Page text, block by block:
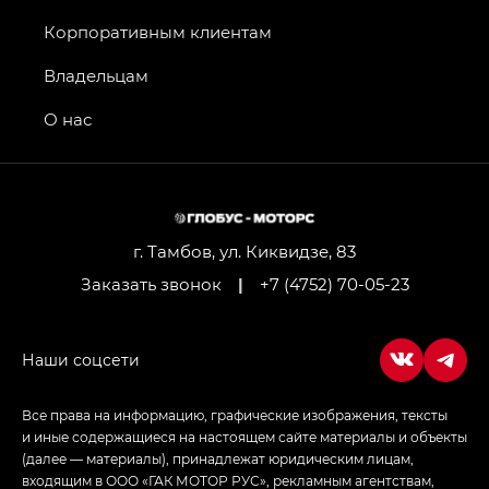
GT, Джи Эль — GL
GS4 — Джи Эс 4 (GS4) в комплектациях Джи Би
привод — GB AWD, Джи Эль Полный привод —
Джи Икс ПРЕМИУМ — GX PREMIUM, ЛАУНЖ —
Empow — Эмпау (Empow) в комплектации
г. Тамбов, ул. Киквидзе, 83
Заказать звонок
| +7 (4752) 70-05-23
Корпоративным клиентам
Владельцам
О нас
Все права на информацию, графические изображения, тексты
и иные содержащиеся на настоящем сайте материалы и объекты
(далее — материалы), принадлежат юридическим лицам,
входящим в ООО «ГАК МОТОР РУС», рекламным агентствам,